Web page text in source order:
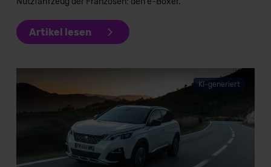
Artikel lesen
KI-generiert